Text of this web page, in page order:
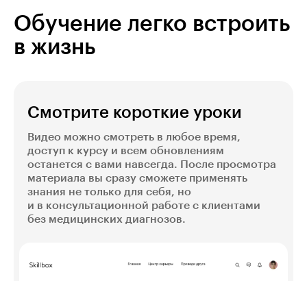
Обучение легко встроить
в жизнь
Смотрите короткие уроки
Видео можно смотреть в любое время,
доступ к курсу и всем обновлениям
останется с вами навсегда. После просмотра
материала вы сразу сможете применять
знания не только для себя, но
и в консультационной работе с клиентами
без медицинских диагнозов.